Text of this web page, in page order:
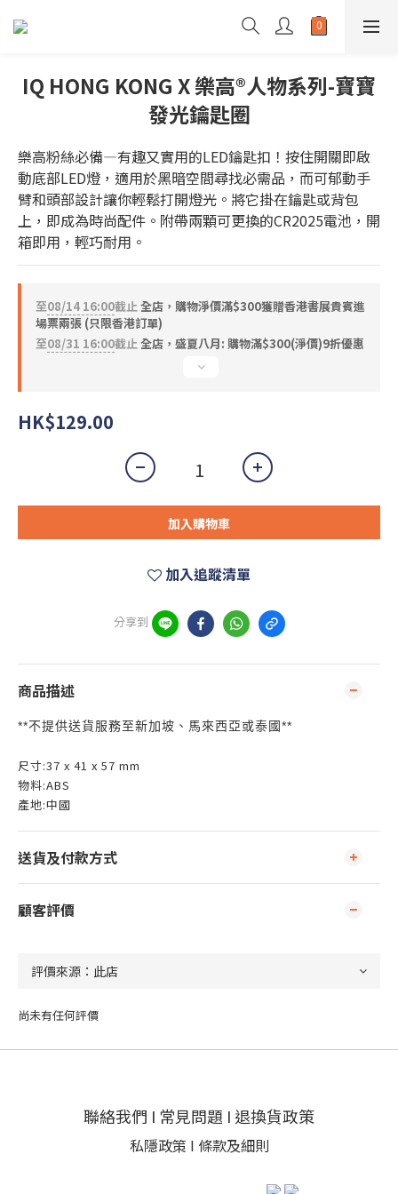
IQ HONG KONG X 樂高®人物系列-寶寶
發光鑰匙圈
樂高粉絲必備—有趣又實用的LED鑰匙扣！按住開關即啟
動底部LED燈，適用於黑暗空間尋找必需品，而可郁動手
臂和頭部設計讓你輕鬆打開燈光。將它掛在鑰匙或背包
上，即成為時尚配件。附帶兩顆可更換的CR2025電池，開
箱即用，輕巧耐用。
至08/14 16:00截止全店，購物淨價滿$300獲贈香港書展貴賓進
場票兩張 (只限香港訂單)
至08/31 16:00截止全店，盛夏八月: 購物滿$300(淨價)9折優惠
HK$129.00
加入購物車
加入追蹤清單
分享到
商品描述
**不提供送貨服務至新加坡、馬來西亞或泰國 **
尺寸:37 x 41 x 57 mm
物料:ABS
產地:中國
送貨及付款方式
顧客評價
尚未有任何評價
聯絡我們 I 常見問題 I 退換貨政策
私隱政策 I 條款及細則